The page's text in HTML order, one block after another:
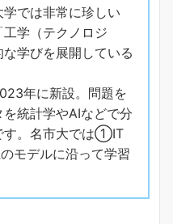
では非常に珍しい
工学（テクノロジ
学びを展開している
年に新設。問題を
統計学やAIなどで分
す。名市大では①IT
デルに沿って学習